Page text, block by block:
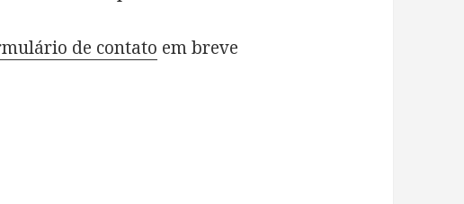
de contato em breve